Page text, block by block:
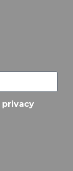
privacy